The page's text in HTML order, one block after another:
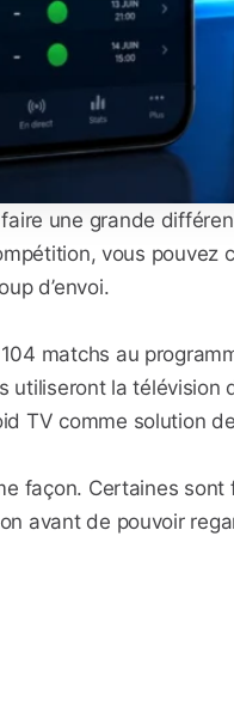
une grande
vous pouvez
d’envoi.
matchs au
la
TV comme solution
façon. Certaines sont
avant de pouvoir